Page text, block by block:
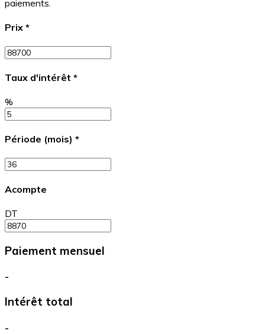
paiements.
Prix *
Taux d'intérêt *
%
Période (mois) *
Acompte
DT
Paiement mensuel
-
Intérêt total
-